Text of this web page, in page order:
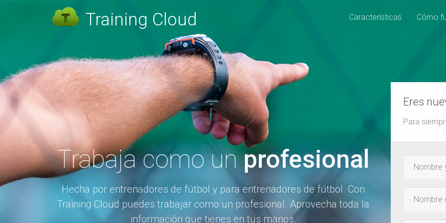
Training Cloud Características Cómo
Trabaja como unprofesional
Hecha por entrenadores de fútbol y para entrenadores de fútbol. Con
Training Cloud puedes trabajar como un profesional. Aprovecha toda la
información que tienes en tus manos.
Eres
Para
Nombre
y
Nombre
y